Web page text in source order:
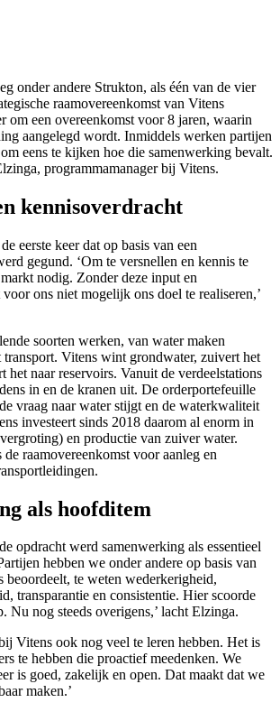
onder andere Strukton, als één van de vier
raamovereenkomst van Vitens
om een overeenkomst voor 8 jaren, waarin
aangelegd wordt. Inmiddels werken partijen
eens te kijken hoe die samenwerking bevalt.
programmamanager bij Vitens.
kennisoverdracht
eerste keer dat op basis van een
gegund. ‘Om te versnellen en kennis te
nodig. Zonder deze input en
ons niet mogelijk ons doel te realiseren,’
soorten werken, van water maken
transport. Vitens wint grondwater, zuivert het
het naar reservoirs. Vanuit de verdeelstations
in en de kranen uit. De orderportefeuille
vraag naar water stijgt en de waterkwaliteit
investeert sinds 2018 daarom al enorm in
en productie van zuiver water.
raamovereenkomst voor aanleg en
als hoofditem
opdracht werd samenwerking als essentieel
hebben we onder andere op basis van
beoordeelt, te weten wederkerigheid,
transparantie en consistentie. Hier scoorde
Nu nog steeds overigens,’ lacht Elzinga.
Vitens ook nog veel te leren hebben. Het is
te hebben die proactief meedenken. We
is goed, zakelijk en open. Dat maakt dat we
maken.’